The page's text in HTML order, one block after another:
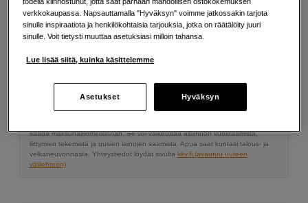
Maksa Svea-erämaksulla
Avausmaksu 5 EUR, laskutusmaksu 0 EUR/kk lisäksi
saada maksuhäiriömerkinnän. Se voi vaikeuttaa asunnon vuokraamista,
liittymien tekemistä ja uusien lainojen saamista. Apua saat kuntasi talous- ja
velkaneuvonnasta. Yhteystiedot löydät sivulta kkv.fi (avautuu uuteen
välilehteen)
verkkokaupassa. Napsauttamalla "Hyväksyn" voimme jatkossakin tarjota
sinulle inspiraatiota ja henkilökohtaisia tarjouksia, jotka on räätälöity juuri
sinulle. Voit tietysti muuttaa asetuksiasi milloin tahansa.
Lue lisää siitä, kuinka käsittelemme
Asetukset Hyväksyn